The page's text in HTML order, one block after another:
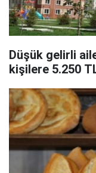
Düşük gelirli
kişilere 5.250